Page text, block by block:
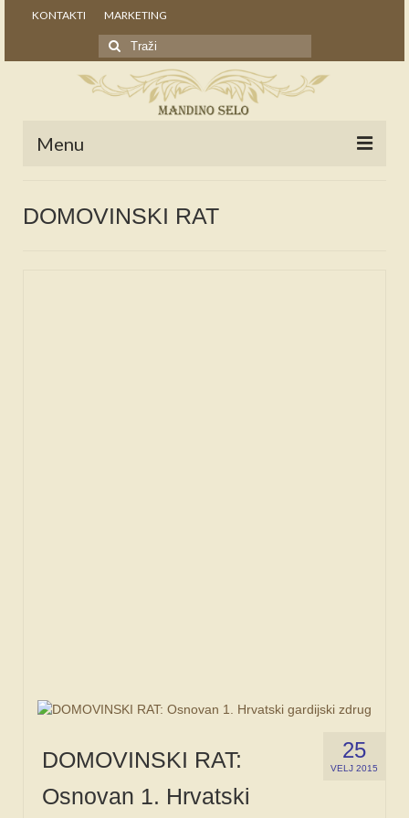
KONTAKTI MARKETING
Search
for:
Menu
DOMOVINSKI RAT
25
VELJ 2015
DOMOVINSKI RAT:
Osnovan 1. Hrvatski